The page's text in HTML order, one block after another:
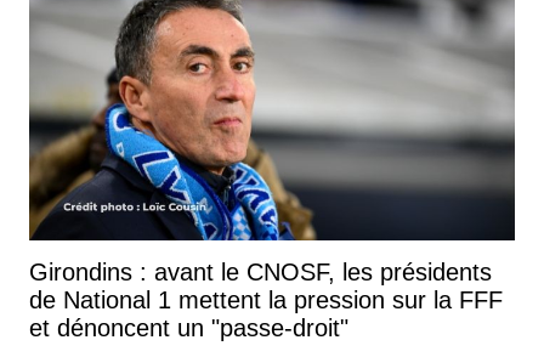
Girondins : avant le CNOSF, les présidents
de National 1 mettent la pression sur la FFF
et dénoncent un "passe-droit"